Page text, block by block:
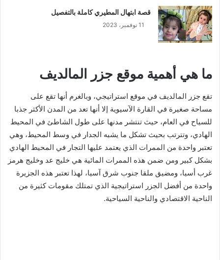
قصة ابتهال المطيري كاملة بالتفصيل
11 نوفمبر، 2023
ما هي أهمية موقع جزر المالديف
تقع جزر المالديف في موقع استراتيجي، وبالغرم أنها تقع على
مساحة صغيرة في القارة الآسيوية إلا أنها تعد من المدن الأكثر جذبا
للسياح في العام، حيث تنتشر مدنها على طول الشاطئ في المحيط
الهادي، وتترتب بحيث تشكل ما يشبه الجدار في وسط المحيط، وهي
تعتبر واحدة من الممرات الذي يعتمد عليها التجار في المحيط الهادي
بشكل كبير ومن ضمن هذه الممرات المائية هي خليج عد وخليج هرمز
غرب أسيا، ومضيق ملقا جنوب شرق آسيا، لهذا تعتبر هذه الجزيرة
واحدة من أفضل الجزر استراتيجية الذي تمتلك مقومات كثيرة من
الناحية الاقتصادي والناحية السياحية.